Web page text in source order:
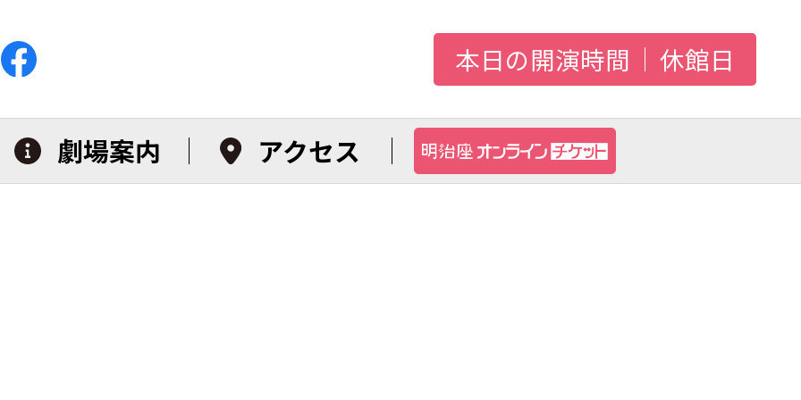
本日の開演時間 休館日
劇場案内 アクセス